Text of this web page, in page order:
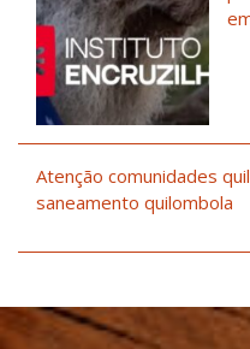
Atenção comunidades
saneamento quilombola